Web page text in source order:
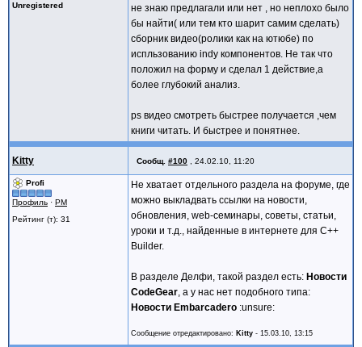
Unregistered
не знаю предлагали или нет , но неплохо было
бы найти( или тем кто шарит самим сделать)
сборник видео(ролики как на ютюбе) по
испльзованию indy компонентов. Не так что
положил на форму и сделал 1 действие,а
более глубокий анализ.
ps видео смотреть быстрее получается ,чем
книги читать. И быстрее и понятнее.
Kitty Сообщ. #100 24.02.10, 11:20
Profi
Профиль · PM
Рейтинг (т): 31
Не хватает отдельного раздела на форуме, где
можно выкладвать ссылки на новости,
обновления, web-семинары, советы, статьи,
уроки и т.д., найденные в интернете для С++
Builder.
В разделе Делфи, такой раздел есть: Новости
CodeGear , а у нас нет подобного типа:
Новости Embarcadero :unsure:
Сообщение отредактировано: Kitty - 15.03.10, 13:15